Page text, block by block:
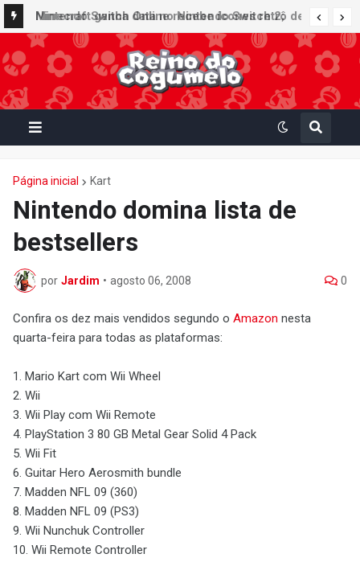
Minecraft ganha data no Nintendo Switch 2;
Super Mario Mash-Up receberá atualização
gráfica exclusiva
Nintendo Switch Online recebe ícones retrô de
Mario Paint (SNES) e Mario Kart: Super Circuit
(GBA)
Página inicial Kart
Nintendo domina lista de
bestsellers
por Jardim • agosto 06, 2008 0
Confira os dez mais vendidos segundo o Amazon nesta
quarta-feira para todas as plataformas:
1. Mario Kart com Wii Wheel
2. Wii
3. Wii Play com Wii Remote
4. PlayStation 3 80 GB Metal Gear Solid 4 Pack
5. Wii Fit
6. Guitar Hero Aerosmith bundle
7. Madden NFL 09 (360)
8. Madden NFL 09 (PS3)
9. Wii Nunchuk Controller
10. Wii Remote Controller